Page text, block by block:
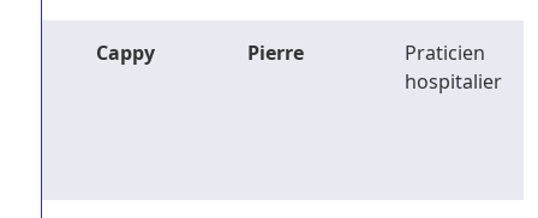
Cappy Pierre
Praticien
hospitalier